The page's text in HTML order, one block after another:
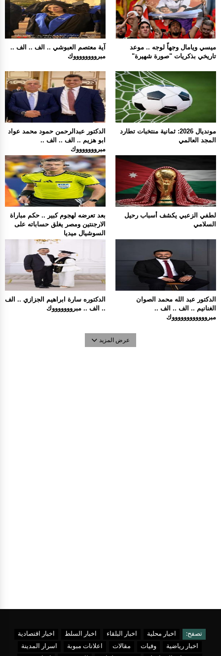
آية معتصم العبوشي .. الف .. الف ..
مبرووووووووك
ميسي ويامال وجهاً لوجه .. موعد
تاريخي بذكريات "صورة شهيرة"
الدكتور عبدالرحمن حمود محمد عواد
ابو هزيم .. الف .. الف ..
مبروووووووك
مونديال 2026: ثمانية منتخبات تطارد
المجد العالمي
بعد تعرضه لهجوم كبير .. حكم مباراة
الارجنتين ومصر يغلق حساباته على
السوشيال ميديا
لطفي الزعبي يكشف أسباب رحيل
السلامي
الدكتوره سارة ابراهيم الجزازي .. الف
.. الف .. مبروووووووك
الدكتور عبد الله محمد الصوان
الغنانيم .. الف .. الف ..
مبرووووووووووووك
عرض المزيد
تصفح: اخبار محلية اخبار البلقاء اخبار السلط
اخبار اقتصادية
اخبار رياضية
وفيات مقالات اعلانات مبوبة
اسرار المدينة